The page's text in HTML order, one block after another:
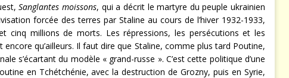
Sanglantes moissons, qui a décrit le martyre du peuple ukrainien
forcée des terres par Staline au cours de l’hiver 1932-1933,
cinq millions de morts. Les répressions, les persécutions et les
qu’ailleurs. Il faut dire que Staline, comme plus tard Poutine,
s’écartant du modèle « grand-russe ». C’est cette politique d’une
en Tchétchénie, avec la destruction de Grozny, puis en Syrie,